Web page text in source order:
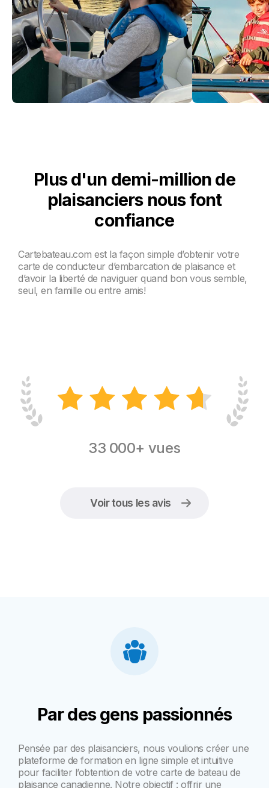
Plus d'un demi-million de
plaisanciers nous font
confiance
Cartebateau.com est la façon simple d’obtenir votre
carte de conducteur d’embarcation de plaisance et
d’avoir la liberté de naviguer quand bon vous semble,
seul, en famille ou entre amis!
33 000+ vues
Voir tous les avis
Par des gens passionnés
Pensée par des plaisanciers, nous voulions créer une
plateforme de formation en ligne simple et intuitive
pour faciliter l’obtention de votre carte de bateau de
plaisance canadienne. Notre objectif : offrir une